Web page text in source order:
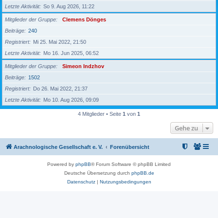
Letzte Aktivität
So 9. Aug 2026, 11:22
Mitglieder der Gruppe
Clemens Dönges
Beiträge
240
Registriert
Mi 25. Mai 2022, 21:50
Letzte Aktivität
Mo 16. Jun 2025, 06:52
Mitglieder der Gruppe
Simeon Indzhov
Beiträge
1502
Registriert
Do 26. Mai 2022, 21:37
Letzte Aktivität
Mo 10. Aug 2026, 09:09
4 Mitglieder • Seite 1 von 1
Gehe zu
Arachnologische Gesellschaft e. V. Forenübersicht
Powered by phpBB® Forum Software © phpBB Limited
Deutsche Übersetzung durch phpBB.de
Datenschutz| Nutzungsbedingungen